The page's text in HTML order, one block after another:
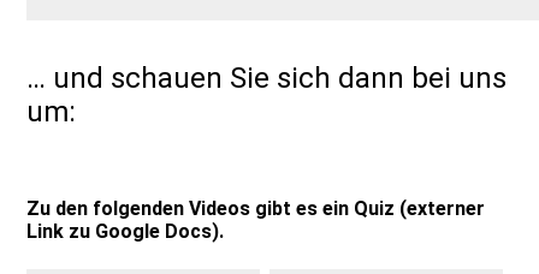
… und schauen Sie sich dann bei uns
um:
Zu den folgenden Videos gibt es ein Quiz (externer
Link zu Google Docs).